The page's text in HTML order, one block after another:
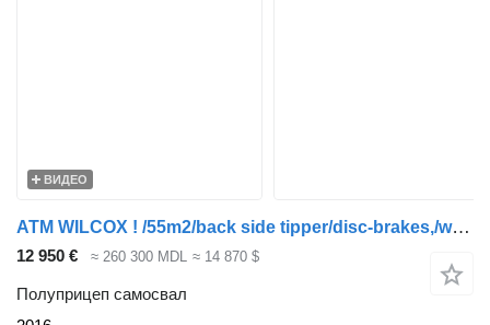
ВИДЕО
ATM WILCOX ! /55m2/back side tipper/disc-brakes,/weight system/Tarpa
12 950 € ≈ 260 300 MDL ≈ 14 870 $
Полуприцеп самосвал